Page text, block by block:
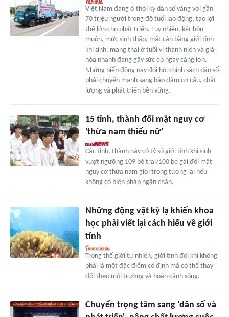
Việt Nam đang ở thời kỳ dân số vàng với gần
70 triệu người trong độ tuổi lao động, tạo lợi
thế lớn cho phát triển. Tuy nhiên, kết hôn
muộn, mức sinh thấp, mất cân bằng giới tính
khi sinh, mang thai ở tuổi vị thành niên và già
hóa nhanh đang gây sức ép ngày càng lớn.
Những biến động này đòi hỏi chính sách dân số
phải chuyển mạnh sang bảo đảm cơ cấu, chất
lượng và phát triển bền vững.
15 tỉnh, thành đối mặt nguy cơ
'thừa nam thiếu nữ'
Các tỉnh, thành này có tỷ số giới tính khi sinh
vượt ngưỡng 109 bé trai/100 bé gái đối mặt
nguy cơ thừa nam giới trong tương lai nếu
không có biện pháp ngăn chặn.
Những động vật kỳ lạ khiến khoa
học phải viết lại cách hiểu về giới
tính
Trong thế giới tự nhiên, giới tính đôi khi không
phải là một đặc điểm cố định mà có thể thay
đổi theo môi trường và hoàn cảnh sống.
Chuyển trọng tâm sang 'dân số và